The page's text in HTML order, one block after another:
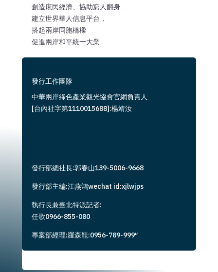
創造庶民經濟、協助窮人翻身
建立世界華人信息平台，
搭起兩岸同胞橋樑
促進兩岸和平統一大業
發行工作團隊
中華兩岸綠色產業觀光協會官網負責人
[台內社字第1110015688]:楊靖汝
發行部總社長:郭春山139-5006-9668
發行部主編:江燕鴻wechat id:xjlwjps
執行長兼臺北特派記者:
任歌0966-855-080
專案部經理:羅森龍:0956-789-999″